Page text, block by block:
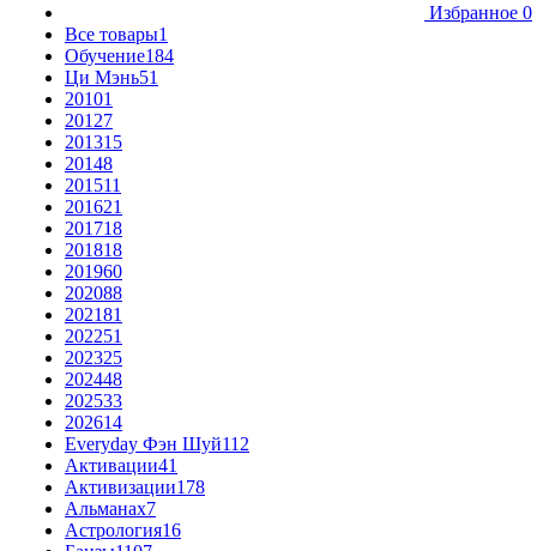
Избранное 0
Все товары1
Обучение184
Ци Мэнь51
20101
20127
201315
20148
201511
201621
201718
201818
201960
202088
202181
202251
202325
202448
202533
202614
Everyday Фэн Шуй112
Активации41
Активизации178
Альманах7
Астрология16